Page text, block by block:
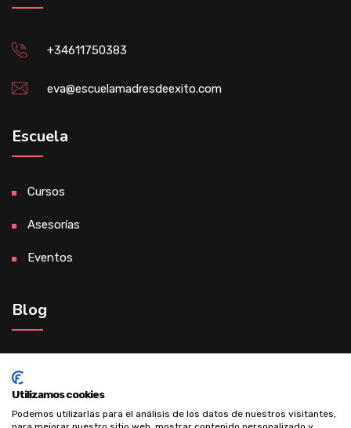
+34611750383
eva@escuelamadresdeexito.com
Escuela
Cursos
Asesorías
Eventos
Blog
personal
Utilizamos cookies
Podemos utilizarlas para el análisis de los datos de nuestros visitantes,